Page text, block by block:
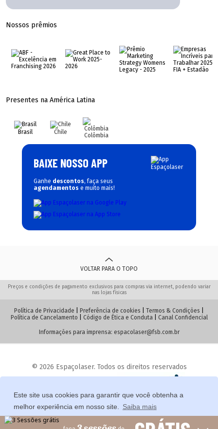
Este site usa cookies para garantir que você obtenha a
melhor experiência em nosso site. Saiba mais
Nossos prêmios
Presentes na América Latina
Brasil Chile Colômbia
BAIXE NOSSO APP
Ganhe descontos, faça seus
agendamentos e muito mais!
VOLTAR PARA O TOPO
Preços e condições de pagamento exclusivos para compras via internet, podendo variar
nas lojas físicas
Política de Privacidade Preferência de cookies Termos & Condições
Política de Cancelamento
Código de Ética e Conduta Canal Confidencial
Informações para imprensa: espacolaser@fsb.com.br
© 2026 Espaçolaser. Todos os direitos reservados
Desenvolvido com 💙 pela